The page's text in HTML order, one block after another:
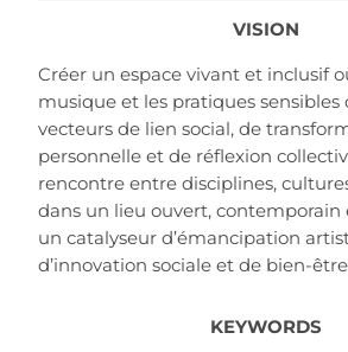
VISION
Créer un espace vivant et inclusif
musique et les pratiques sensibles
vecteurs de lien social, de
personnelle et de réflexion
rencontre entre disciplines,
dans un lieu ouvert, contemporain
un catalyseur d’émancipation
d’innovation sociale et de bien-
KEYWORDS